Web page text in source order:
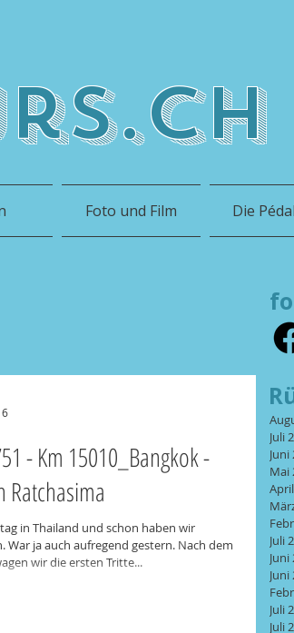
Foto und Film Die
- Km 15010_Bangkok -
Ratchasima
in Thailand und schon haben wir
War ja auch aufregend gestern. Nach dem
wir die ersten Tritte...
Juli
Juni
Mai
Juli
Juni
Juni
Juli
Juli